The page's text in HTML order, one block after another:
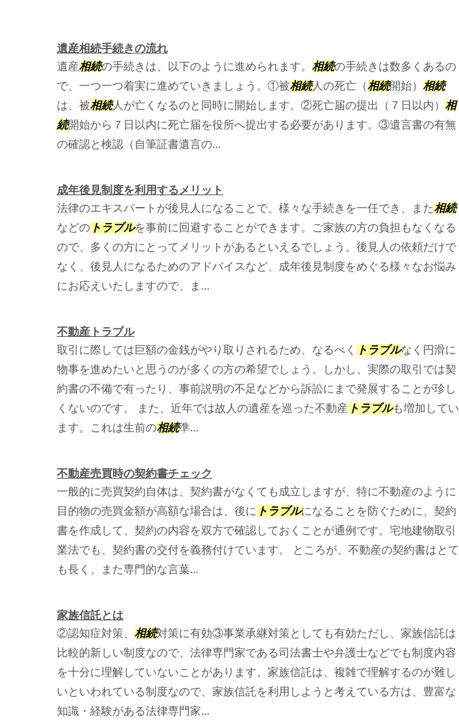
遺産相続手続きの流れ
遺産相続の手続きは、以下のように進められます。 相続の手続きは数多くあるの
で、一つ一つ着実に進めていきましょう。①被相続人の死亡（相続開始） 相続
は、被相続人が亡くなるのと同時に開始します。②死亡届の提出（７日以内） 相
続開始から７日以内に死亡届を役所へ提出する必要があります。③遺言書の有無
の確認と検認（自筆証書遺言の...
成年後見制度を利用するメリット
法律のエキスパートが後見人になることで、様々な手続きを一任でき、また相続
などの トラブルを事前に回避することができます。ご家族の方の負担もなくなる
ので、多くの方にとってメリットがあるといえるでしょう。後見人の依頼だけで
なく、後見人になるためのアドバイスなど、成年後見制度をめぐる様々なお悩み
にお応えいたしますので、ま...
不動産トラブル
取引に際しては巨額の金銭がやり取りされるため、なるべく
トラブルなく円滑に
物事を進めたいと思うのが多くの方の希望でしょう。しかし、実際の取引では契
約書の不備で有ったり、事前説明の不足などから訴訟にまで発展することが珍し
くないのです。 また、近年では故人の遺産を巡った不動産 トラブルも増加してい
ます。これは生前の相続準...
不動産売買時の契約書チェック
一般的に売買契約自体は、契約書がなくても成立しますが、特に不動産のように
目的物の売買金額が高額な場合は、後に トラブルになることを防ぐために、契約
書を作成して、契約の内容を双方で確認しておくことが通例です。宅地建物取引
業法でも、契約書の交付を義務付けています。 ところが、不動産の契約書はとて
も長く、また専門的な言葉...
家族信託とは
②認知症対策、 相続対策に有効③事業承継対策としても有効ただし、家族信託は
比較的新しい制度なので、法律専門家である司法書士や弁護士などでも制度内容
を十分に理解していないことがあります。家族信託は、複雑で理解するのが難し
いといわれている制度なので、家族信託を利用しようと考えている方は、豊富な
知識・経験がある法律専門家...